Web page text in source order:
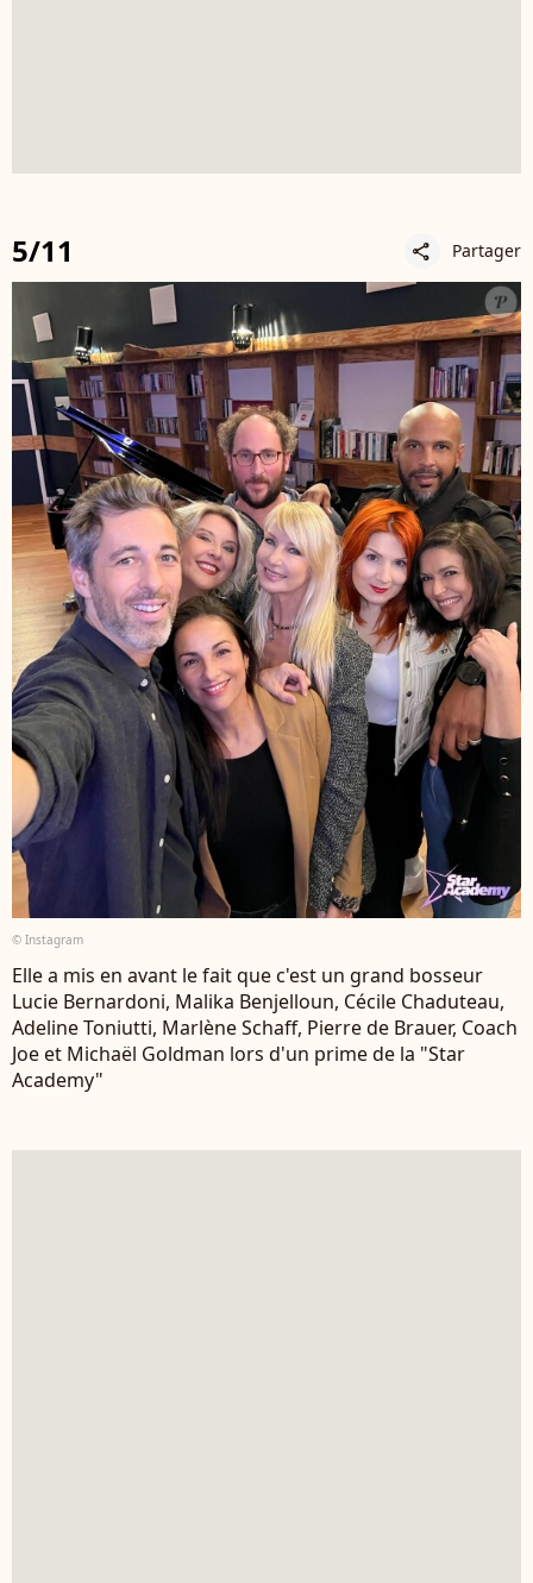
5/11 share Partager
© Instagram
Elle a mis en avant le fait que c'est un grand bosseur
Lucie Bernardoni, Malika Benjelloun, Cécile Chaduteau,
Adeline Toniutti, Marlène Schaff, Pierre de Brauer, Coach
Joe et Michaël Goldman lors d'un prime de la "Star
Academy"